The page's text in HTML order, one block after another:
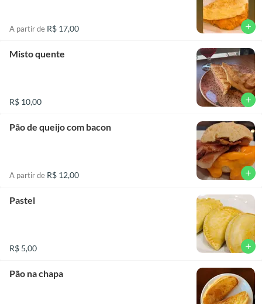
A partir de R$ 17,00 add
Misto quente
R$ 10,00 add
Pão de queijo com bacon
A partir de R$ 12,00 add
Pastel
R$ 5,00 add
Pão na chapa